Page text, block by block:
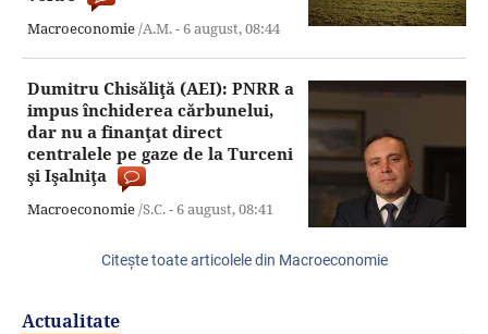
Macroeconomie/A.M. -6 august,08:44
Dumitru Chisăliţă (AEI): PNRR a
impus închiderea cărbunelui,
dar nu a finanţat direct
centralele pe gaze de la Turceni
şi Işalniţa
Macroeconomie/S.C. -6 august,08:41
Citeşte toate articolele din Macroeconomie
Actualitate